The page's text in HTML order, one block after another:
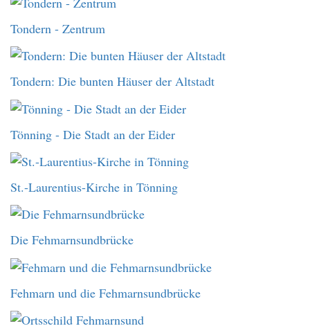
Tondern - Zentrum
Tondern: Die bunten Häuser der Altstadt
Tönning - Die Stadt an der Eider
St.-Laurentius-Kirche in Tönning
Die Fehmarnsundbrücke
Fehmarn und die Fehmarnsundbrücke